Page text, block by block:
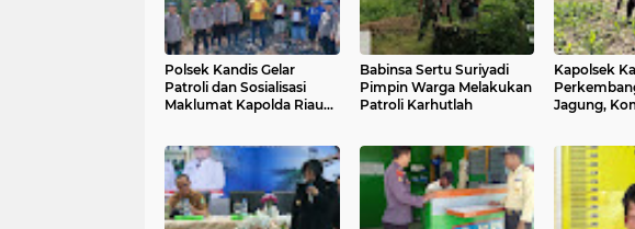
Polsek Kandis Gelar
Patroli dan Sosialisasi
Maklumat Kapolda Riau
Babinsa Sertu Suriyadi
Pimpin Warga Melakukan
Patroli Karhutlah
Kapolsek
Jagung,